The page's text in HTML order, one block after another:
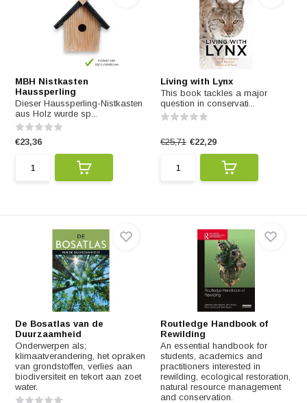
MBH Nistkasten
Haussperling
Dieser Haussperling-Nistkasten
aus Holz wurde sp...
€23,36
Living with Lynx
This book tackles a major
question in conservati...
€25,71 €22,29
De Bosatlas van de
Duurzaamheid
Onderwerpen als;
klimaatverandering, het opraken
van grondstoffen, verlies aan
biodiversiteit en tekort aan zoet
water.
Routledge Handbook of
Rewilding
An essential handbook for
students, academics and
practitioners interested in
rewilding, ecological restoration,
natural resource management
and conservation.